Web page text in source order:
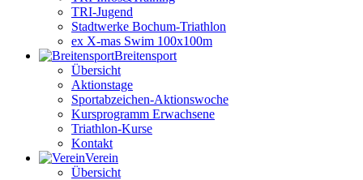
TRI-Jugend
Stadtwerke Bochum-Triathlon
ex X-mas Swim 100x100m
Breiten­sport
Übersicht
Aktionstage
Sportabzeichen-Aktionswoche
Kursprogramm Erwachsene
Triathlon-Kurse
Kontakt
Verein
Übersicht